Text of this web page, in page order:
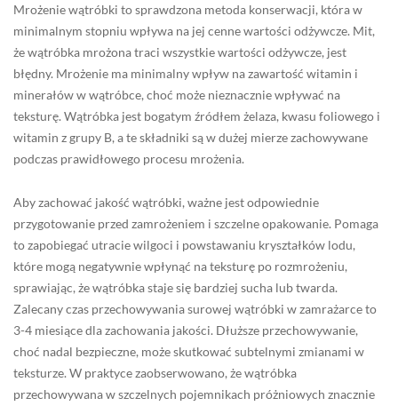
Mrożenie wątróbki to sprawdzona metoda konserwacji, która w
minimalnym stopniu wpływa na jej cenne wartości odżywcze. Mit,
że wątróbka mrożona traci wszystkie wartości odżywcze, jest
błędny. Mrożenie ma minimalny wpływ na zawartość witamin i
minerałów w wątróbce, choć może nieznacznie wpływać na
teksturę. Wątróbka jest bogatym źródłem żelaza, kwasu foliowego i
witamin z grupy B, a te składniki są w dużej mierze zachowywane
podczas prawidłowego procesu mrożenia.
Aby zachować jakość wątróbki, ważne jest odpowiednie
przygotowanie przed zamrożeniem i szczelne opakowanie. Pomaga
to zapobiegać utracie wilgoci i powstawaniu kryształków lodu,
które mogą negatywnie wpłynąć na teksturę po rozmrożeniu,
sprawiając, że wątróbka staje się bardziej sucha lub twarda.
Zalecany czas przechowywania surowej wątróbki w zamrażarce to
3-4 miesiące dla zachowania jakości. Dłuższe przechowywanie,
choć nadal bezpieczne, może skutkować subtelnymi zmianami w
teksturze. W praktyce zaobserwowano, że wątróbka
przechowywana w szczelnych pojemnikach próżniowych znacznie